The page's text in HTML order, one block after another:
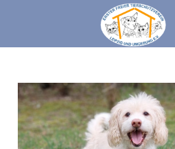
TIERHEIM
FAQ
TIERHALTUNG UND RECHT